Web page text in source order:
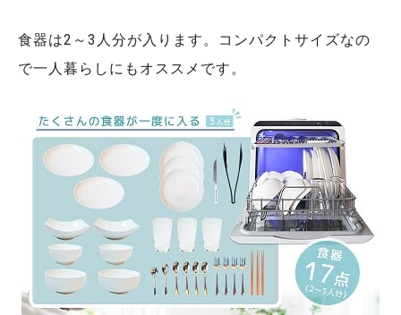
食器は2～3人分が入ります。コンパクトサイズなの
で一人暮らしにもオススメです。